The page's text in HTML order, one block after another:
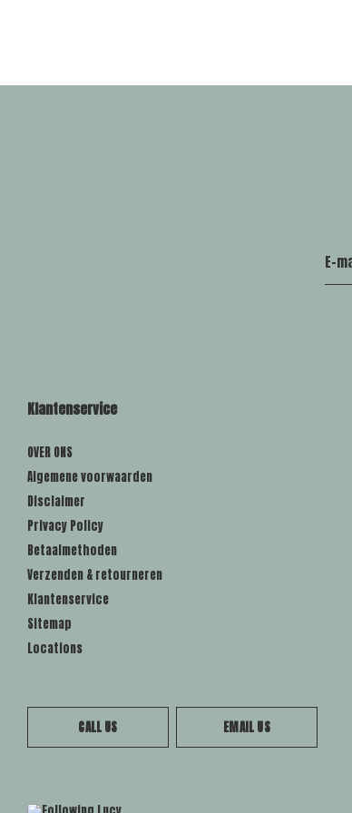
Klantenservice
OVER ONS
Algemene voorwaarden
Disclaimer
Privacy Policy
Betaalmethoden
Verzenden & retourneren
Klantenservice
Sitemap
Locations
CALL US EMAIL US